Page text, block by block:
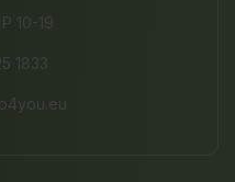
10-19
1833